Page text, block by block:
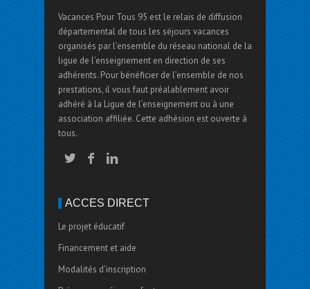
Vacances Pour Tous 95 est le relais de diffusion
départemental de tous les séjours vacances
organisés par l’ensemble du réseau national de la
ligue de l’enseignement en direction de ses
adhérents. Pour bénéficier de l’ensemble de nos
prestations, il vous faut préalablement avoir
adhéré à la Ligue de l’enseignement ou à une
association affiliée. Cette adhésion est ouverte à
tous.
ACCÈS DIRECT
Le projet éducatif
Financement et aide
Modalités d’inscription